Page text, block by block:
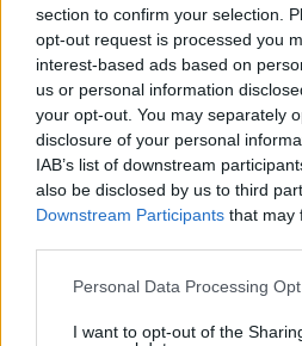
section to confirm your selection.
opt-out request is processed you
interest-based ads based on
us or personal information
your opt-out. You may separately
disclosure of your personal
IAB’s list of downstream
also be disclosed by us to third
Downstream Participants that may
Please note that this website/app
not limited to your visit or usage
Personal Data Processing
I want to opt-out of the
Συγκίνηση στο Πόρτο Γερμενό:
γύρισε σοβαρά τραυματισμένος
σπίτι που τον φρόντιζαν μία
μετά τη φωτιά
07.08.2026, 21:57
Games